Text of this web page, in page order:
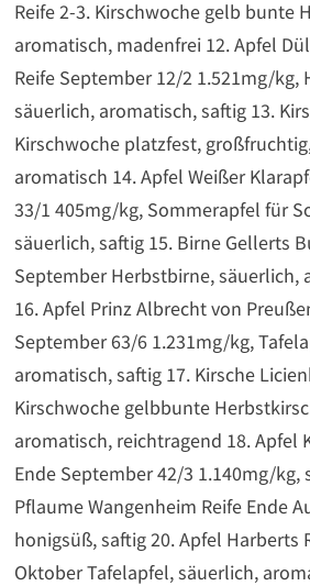
Reife 2-3. Kirschwoche gelb bunte
aromatisch, madenfrei 12. Apfel
Reife September 12/2 1.521mg/kg,
säuerlich, aromatisch, saftig 13.
Kirschwoche platzfest,
aromatisch 14. Apfel Weißer
33/1 405mg/kg, Sommerapfel für
säuerlich, saftig 15. Birne Gellerts
September Herbstbirne, säuerlich,
16. Apfel Prinz Albrecht von
September 63/6 1.231mg/kg,
aromatisch, saftig 17. Kirsche
Kirschwoche gelbbunte
aromatisch, reichtragend 18. Apfel
Ende September 42/3 1.140mg/kg,
Pflaume Wangenheim Reife Ende
honigsüß, saftig 20. Apfel Harberts
Oktober Tafelapfel, säuerlich,